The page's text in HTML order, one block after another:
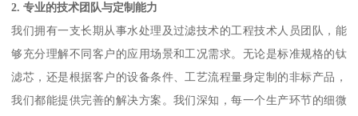
2. 专业的技术团队与定制能力
我们拥有一支长期从事水处理及过滤技术的工程技术人员团队，能
够充分理解不同客户的应用场景和工况需求。无论是标准规格的钛
滤芯，还是根据客户的设备条件、工艺流程量身定制的非标产品，
我们都能提供完善的解决方案。我们深知，每一个生产环节的细微